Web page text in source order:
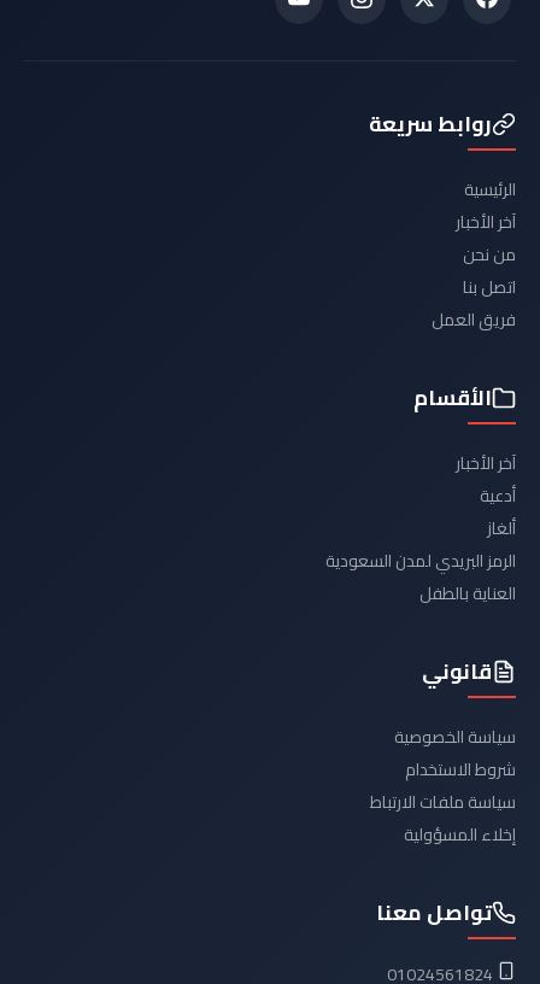
روابط سريعة
الرئيسية
آخر الأخبار
من نحن
اتصل بنا
فريق العمل
الأقسام
آخر الأخبار
أدعية
ألغاز
الرمز البريدي لمدن السعودية
العناية بالطفل
قانوني
سياسة الخصوصية
شروط الاستخدام
سياسة ملفات الارتباط
إخلاء المسؤولية
تواصل معنا
01024561824